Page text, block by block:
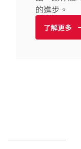
的進步。
了解更多